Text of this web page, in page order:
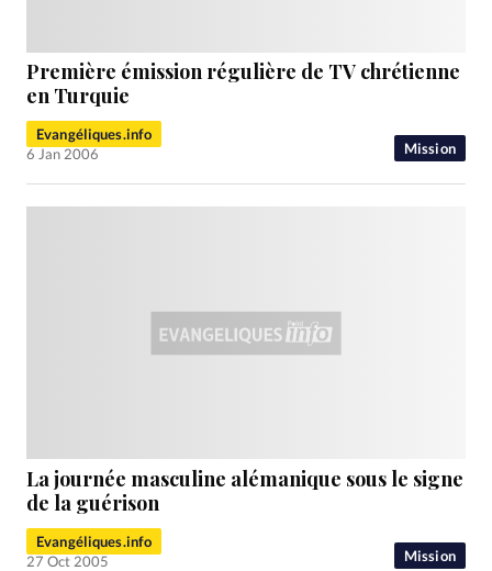
Mission
Première émission régulière de TV chrétienne
en Turquie
Evangéliques.info
6 Jan 2006
Mission
La journée masculine alémanique sous le signe
de la guérison
Evangéliques.info
27 Oct 2005